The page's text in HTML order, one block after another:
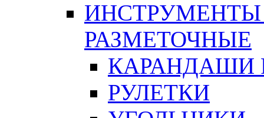
ИНСТРУМЕНТЫ
РАЗМЕТОЧНЫЕ
КАРАНДАШИ
РУЛЕТКИ